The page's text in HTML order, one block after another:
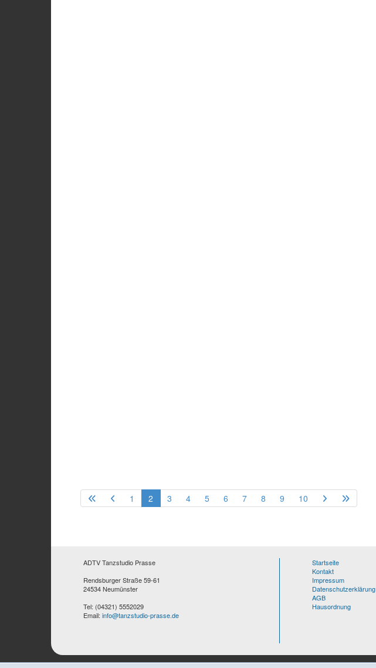
1 2 3 4 5 6 7 8 9 10
ADTV Tanzstudio Prasse
Rendsburger Straße 59-61
24534 Neumünster
Tel: (04321) 5552029
Email: info@tanzstudio-prasse.de
Startseite
Kontakt
Impressum
Datenschutzerklärung
AGB
Hausordnung